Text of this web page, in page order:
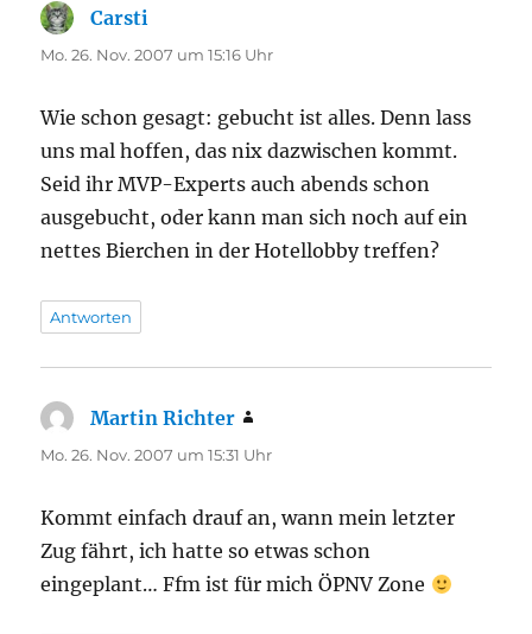
Carsti
Mo. 26. Nov. 2007 um 15:16 Uhr
Wie schon gesagt: gebucht ist alles. Denn lass
uns mal hoffen, das nix dazwischen kommt.
Seid ihr MVP-Experts auch abends schon
ausgebucht, oder kann man sich noch auf ein
nettes Bierchen in der Hotellobby treffen?
Antworten
Martin Richter
Mo. 26. Nov. 2007 um 15:31 Uhr
Kommt einfach drauf an, wann mein letzter
Zug fährt, ich hatte so etwas schon
eingeplant… Ffm ist für mich ÖPNV Zone